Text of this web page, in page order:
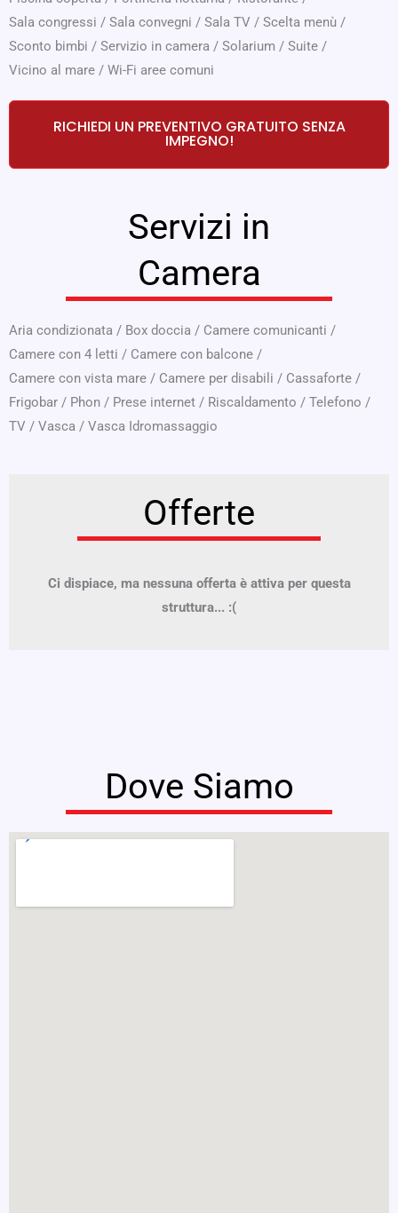
Sala congressi / Sala convegni / Sala TV / Scelta menù /
Sconto bimbi / Servizio in camera / Solarium / Suite /
Vicino al mare / Wi-Fi aree comuni
RICHIEDI UN PREVENTIVO GRATUITO SENZA
IMPEGNO!
Servizi in
Camera
Aria condizionata / Box doccia / Camere comunicanti /
Camere con 4 letti / Camere con balcone /
Camere con vista mare / Camere per disabili / Cassaforte /
Frigobar / Phon / Prese internet / Riscaldamento / Telefono /
TV / Vasca / Vasca Idromassaggio
Offerte
Ci dispiace, ma nessuna offerta è attiva per questa
struttura... :(
Dove Siamo